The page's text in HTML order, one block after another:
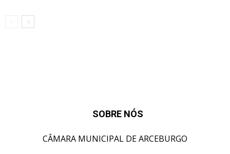
SOBRE NÓS
CÂMARA MUNICIPAL DE ARCEBURGO